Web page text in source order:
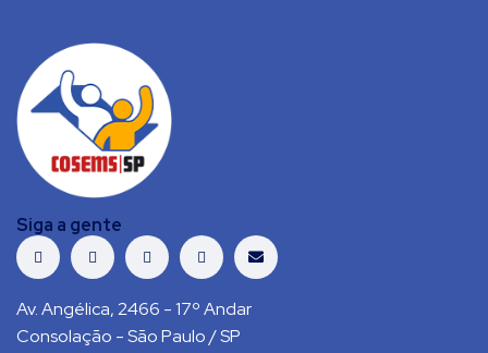
Siga a gente
Av. Angélica, 2466 - 17º Andar
Consolação - São Paulo / SP